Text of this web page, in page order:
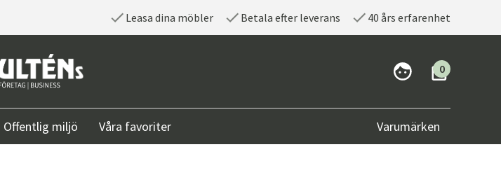
Leasa dina möbler Betala efter leverans 40 års erfarenhet
0
Offentlig miljö Våra favoriter Varumärken